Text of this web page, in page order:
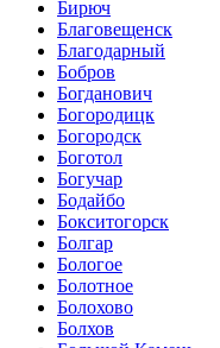
Бирюч
Благовещенск
Благодарный
Бобров
Богданович
Богородицк
Богородск
Боготол
Богучар
Бодайбо
Бокситогорск
Болгар
Бологое
Болотное
Болохово
Болхов